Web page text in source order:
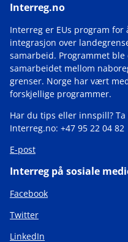
Interreg.no
Interreg er EUs program for
integrasjon over
samarbeid. Programmet
samarbeidet mellom
grenser. Norge har vært
forskjellige programmer.
Har du tips eller innspill?
Interreg.no: +47 95 22 04 82
E-post
Interreg på sosiale
Facebook
Twitter
LinkedIn